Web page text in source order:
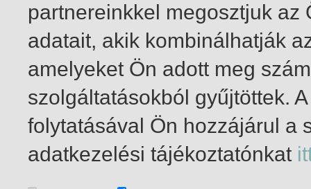
1-2 / insgesamt 2 Treffer
partnereinkkel megosztjuk
adatait, akik kombinálhatják
amelyeket Ön adott meg
szolgáltatásokból gyűjtöttek.
folytatásával Ön hozzájárul a
adatkezelési tájékoztatónkat